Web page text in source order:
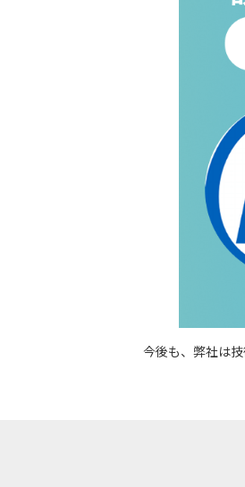
今後も、弊社は